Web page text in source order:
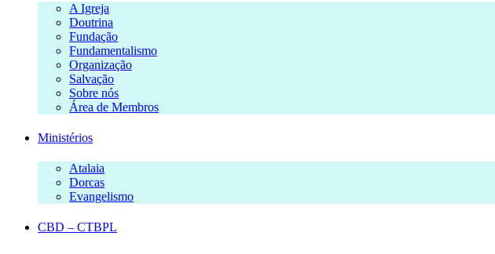
A Igreja
Doutrina
Fundação
Fundamentalismo
Organização
Salvação
Sobre nós
Área de Membros
Ministérios
Atalaia
Dorcas
Evangelismo
CBD – CTBPL